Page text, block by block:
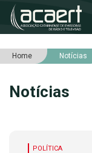
HOME
ASSOCIADOS
SERVIÇOS
Home Notícias
Notícias
POLÍTICA